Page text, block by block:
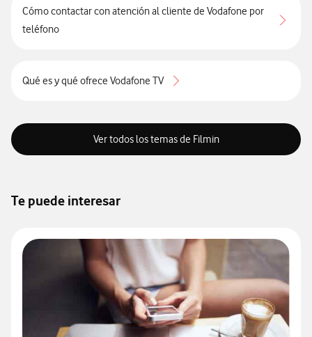
Cómo contactar con atención al cliente de Vodafone por
teléfono
Qué es y qué ofrece Vodafone TV
Ver todos los temas de Filmin
Te puede interesar